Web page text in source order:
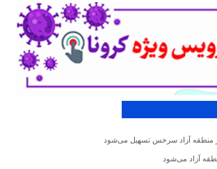
منطقه آزاد سرخس تسهیل می‌شود
آزاد می‌شود